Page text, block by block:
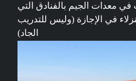
في معدات الجيم بالفنادق التي
في الإجازة (وليس للتدريب
الجاد)